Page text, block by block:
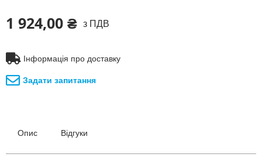
1 924,00 ₴ з ПДВ
Інформація про доставку
Задати запитання
Опис Відгуки